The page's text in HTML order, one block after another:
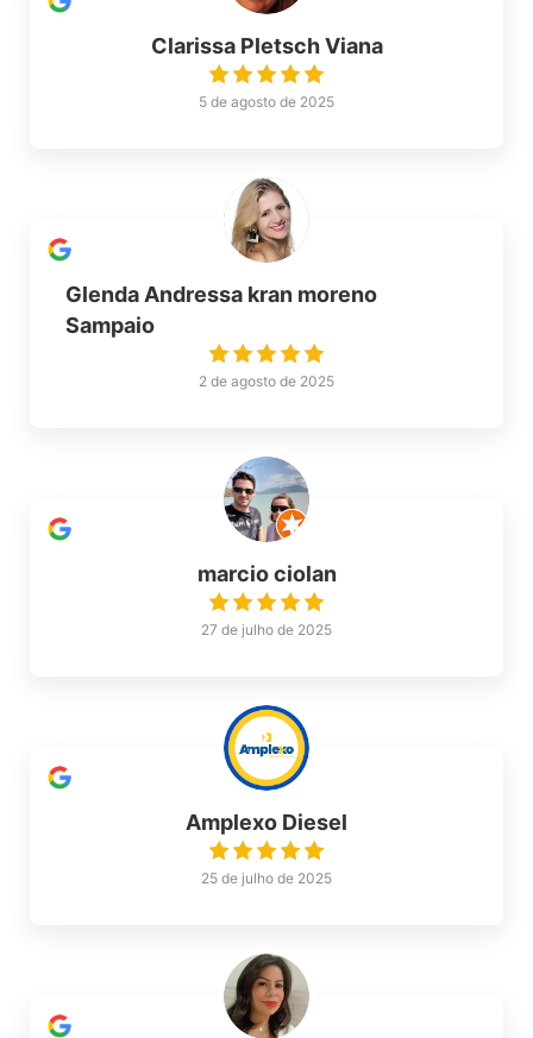
Clarissa Pletsch Viana
5 de agosto de 2025
Glenda Andressa kran moreno
Sampaio
2 de agosto de 2025
marcio ciolan
27 de julho de 2025
Amplexo Diesel
25 de julho de 2025